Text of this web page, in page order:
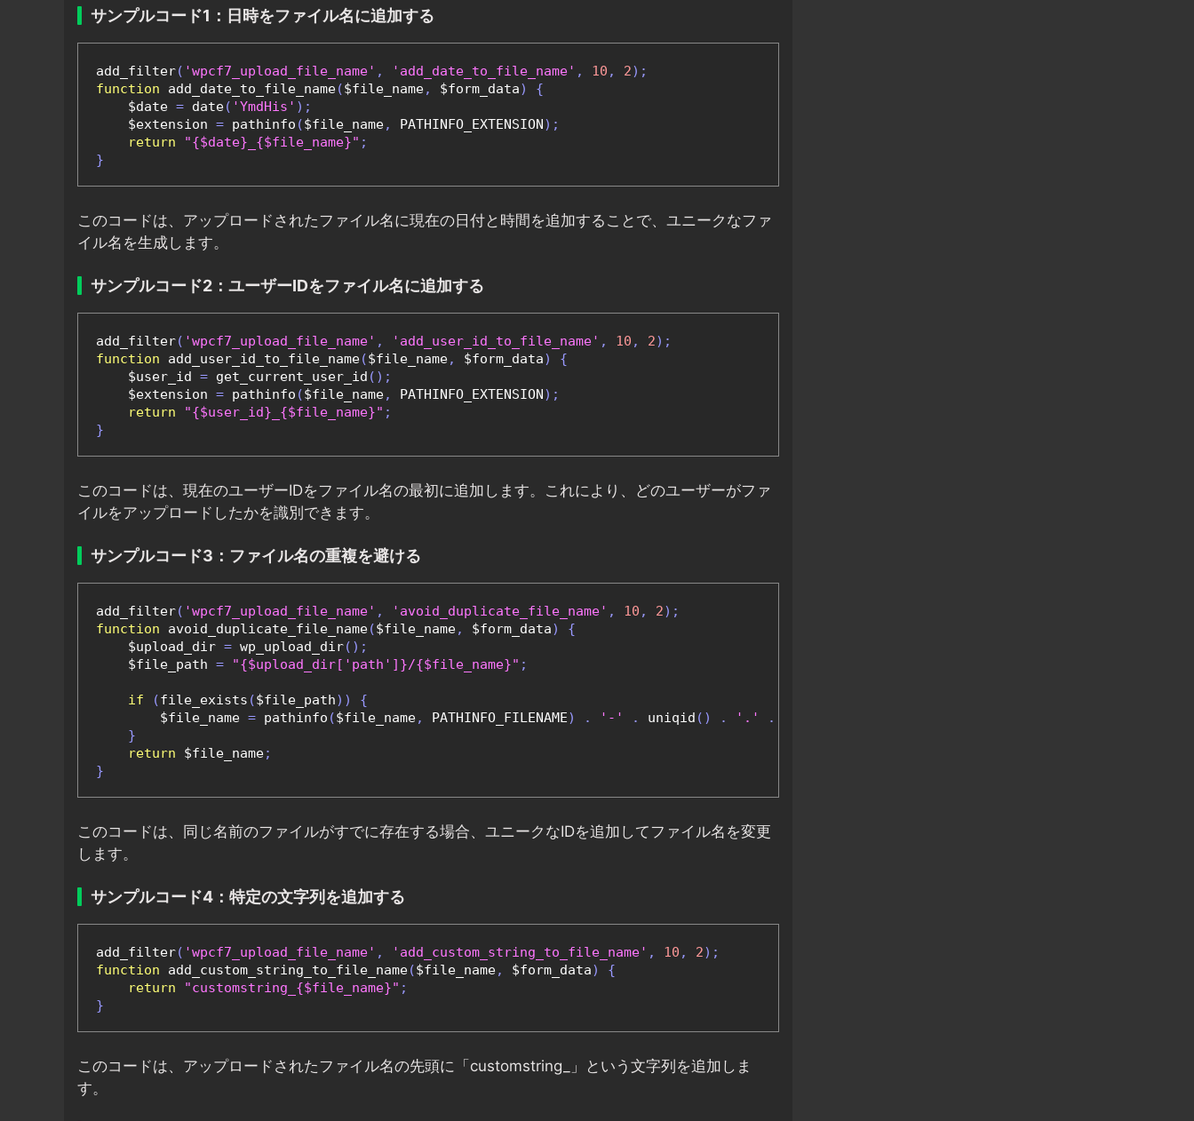
サンプルコード1：日時をファイル名に追加する
add_filter( 'wpcf7_upload_file_name' , 'add_date_to_file_name' , 10 , 2);
function add_date_to_file_name($file_name, $form_data)
{
    $date
= date( 'YmdHis' );
    $extension
= pathinfo ($file_name, PATHINFO_EXTENSION );
return
"{$date}_{$file_name}" ;
}
このコードは、アップロードされたファイル名に現在の日付と時間を追加することで、ユニークなファ
イル名を生成します。
サンプルコード2：ユーザーIDをファイル名に追加する
add_filter( 'wpcf7_upload_file_name' , 'add_user_id_to_file_name' , 10 , 2);
function add_user_id_to_file_name($file_name, $form_data)
{
    $user_id
= get_current_user_id ();
    $extension
= pathinfo ($file_name, PATHINFO_EXTENSION );
return
"{$user_id}_{$file_name}" ;
}
このコードは、現在のユーザーIDをファイル名の最初に追加します。これにより、どのユーザーがファ
イルをアップロードしたかを識別できます。
サンプルコード3：ファイル名の重複を避ける
add_filter( 'wpcf7_upload_file_name' , 'avoid_duplicate_file_name' , 10 , 2);
function avoid_duplicate_file_name($file_name, $form_data)
{
    $upload_dir
= wp_upload_dir();
    $file_path
= "{$upload_dir['path']}/{$file_name}" ;
if (file_exists ($file_path))
{
        $file_name
= pathinfo ($file_name, PATHINFO_FILENAME) . '-' . uniqid () . '.' .
}
return $file_name;
}
このコードは、同じ名前のファイルがすでに存在する場合、ユニークなIDを追加してファイル名を変更
します。
サンプルコード4：特定の文字列を追加する
add_filter( 'wpcf7_upload_file_name' , 'add_custom_string_to_file_name' , 10 , 2);
function add_custom_string_to_file_name($file_name, $form_data)
{
return
"customstring_{$file_name}" ;
}
このコードは、アップロードされたファイル名の先頭に「customstring_」という文字列を追加しま
す。